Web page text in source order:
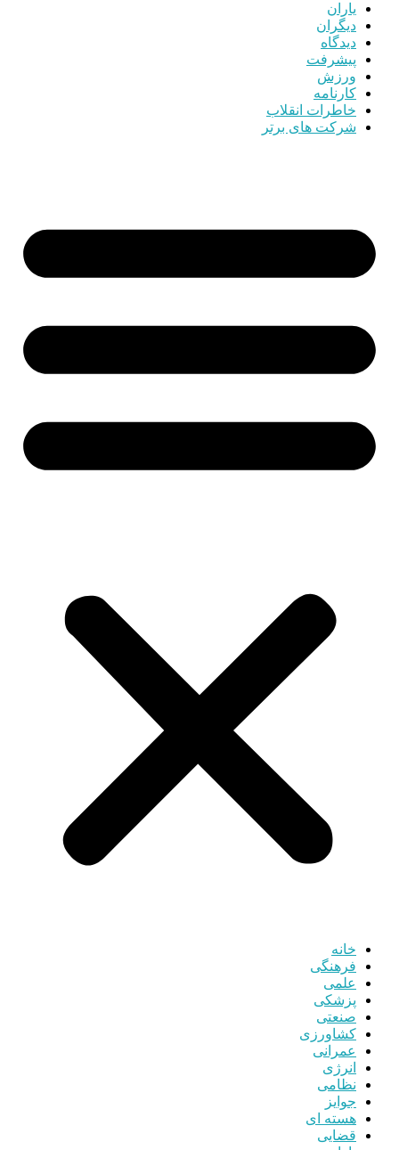
یاران
دیگران
دیدگاه
پیشرفت
ورزش
کارنامه
خاطرات انقلاب
شرکت های برتر
خانه
فرهنگی
علمی
پزشکی
صنعتی
کشاورزی
عمرانی
انرژی
نظامی
جوایز
هسته ای
قضایی